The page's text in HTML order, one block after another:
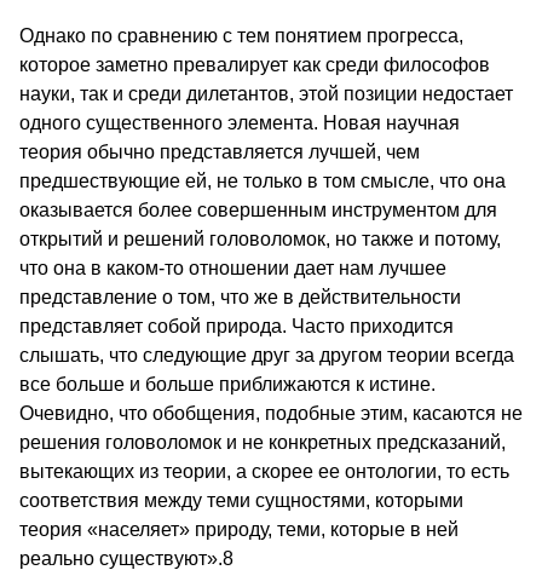
Однако по сравнению с тем понятием прогресса,
которое заметно превалирует как среди философов
науки, так и среди дилетантов, этой позиции недостает
одного существенного элемента. Новая научная
теория обычно представляется лучшей, чем
предшествующие ей, не только в том смысле, что она
оказывается более совершенным инструментом для
открытий и решений головоломок, но также и потому,
что она в каком-то отношении дает нам лучшее
представление о том, что же в действительности
представляет собой природа. Часто приходится
слышать, что следующие друг за другом теории всегда
все больше и больше приближаются к истине.
Очевидно, что обобщения, подобные этим, касаются не
решения головоломок и не конкретных предсказаний,
вытекающих из теории, а скорее ее онтологии, то есть
соответствия между теми сущностями, которыми
теория «населяет» природу, теми, которые в ней
реально существуют».8